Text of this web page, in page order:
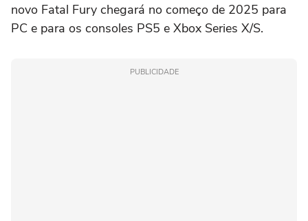
novo Fatal Fury chegará no começo de 2025 para
PC e para os consoles PS5 e Xbox Series X/S.
PUBLICIDADE